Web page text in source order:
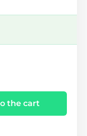
the cart